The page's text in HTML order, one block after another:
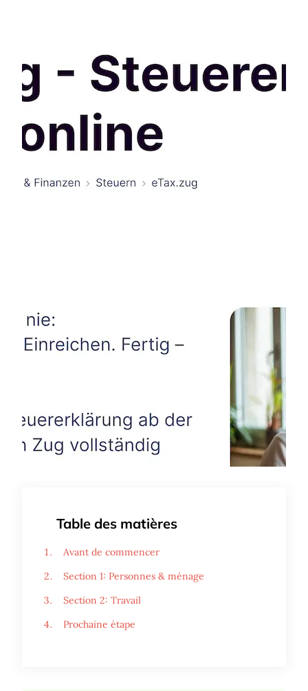
Table des matières
Avant de commencer
Section 1: Personnes & ménage
Section 2: Travail
Prochaine étape